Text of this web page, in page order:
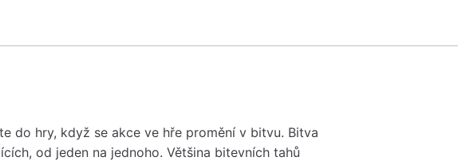
do hry, když se akce ve hře promění v bitvu. Bitva
od jeden na jednoho. Většina bitevních tahů